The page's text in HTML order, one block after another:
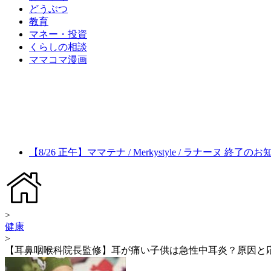
どうぶつ
教育
マネー・投資
くらしの相談
ママコマ漫画
【8/26 正午】ママテナ / Merkystyle / ラナーヌ 終了のお
>
健康
>
【耳鼻咽喉科院長監修】耳が痛い子供は急性中耳炎？原因と